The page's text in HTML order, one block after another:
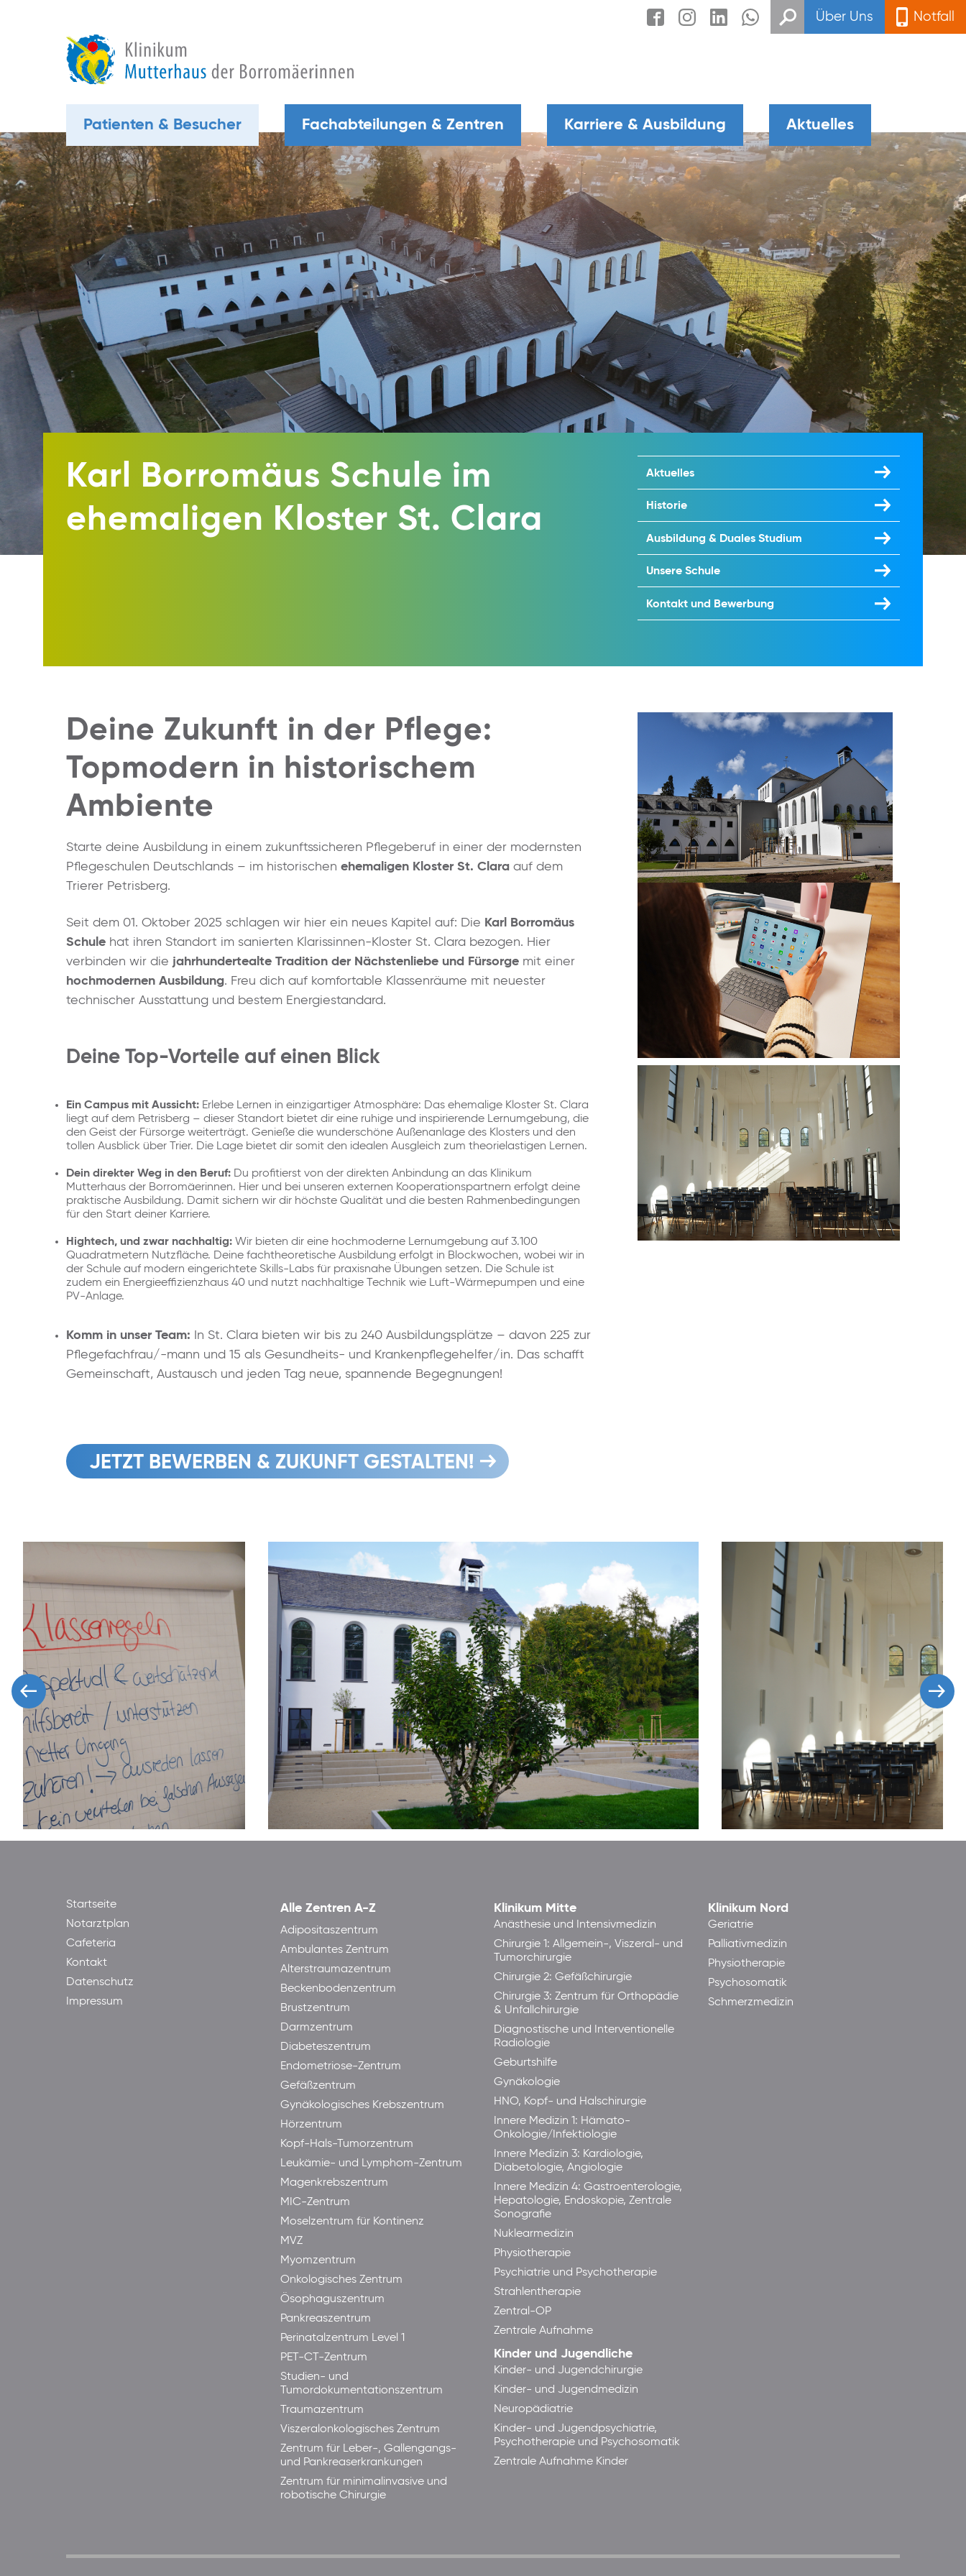
Über Uns Notfall
Patienten & Besucher Fachabteilungen & Zentren Karriere & Ausbildung Aktuelles
Karl Borromäus Schule im
ehemaligen Kloster St. Clara​​​​​​​
Aktuelles
Historie
Ausbildung & Duales Studium
Unsere Schule
Kontakt und Bewerbung
Deine Zukunft in der Pflege:
Topmodern in historischem
Ambiente
Starte deine Ausbildung in einem zukunftssicheren Pflegeberuf in einer der modernsten
Pflegeschulen Deutschlands – im historischen ehemaligen Kloster St. Clara auf dem
Trierer Petrisberg.
Seit dem 01. Oktober 2025 schlagen wir hier ein neues Kapitel auf: Die Karl Borromäus
Schule hat ihren Standort im sanierten Klarissinnen-Kloster St. Clara bezogen. Hier
verbinden wir die jahrhundertealte Tradition der Nächstenliebe und Fürsorge mit einer
hochmodernen Ausbildung. Freu dich auf komfortable Klassenräume mit neuester
technischer Ausstattung und bestem Energiestandard.
Deine Top-Vorteile auf einen Blick
Ein Campus mit Aussicht: Erlebe Lernen in einzigartiger Atmosphäre: Das ehemalige Kloster St. Clara
liegt auf dem Petrisberg – dieser Standort bietet dir eine ruhige und inspirierende Lernumgebung, die
den Geist der Fürsorge weiterträgt. Genieße die wunderschöne Außenanlage des Klosters und den
tollen Ausblick über Trier. Die Lage bietet dir somit den idealen Ausgleich zum theorielastigen Lernen.
Dein direkter Weg in den Beruf: Du profitierst von der direkten Anbindung an das Klinikum
Mutterhaus der Borromäerinnen. Hier und bei unseren externen Kooperationspartnern erfolgt deine
praktische Ausbildung. Damit sichern wir dir höchste Qualität und die besten Rahmenbedingungen
für den Start deiner Karriere.
Hightech, und zwar nachhaltig: Wir bieten dir eine hochmoderne Lernumgebung auf 3.100
Quadratmetern Nutzfläche. Deine fachtheoretische Ausbildung erfolgt in Blockwochen, wobei wir in
der Schule auf modern eingerichtete Skills-Labs für praxisnahe Übungen setzen. Die Schule ist
zudem ein Energieeffizienzhaus 40 und nutzt nachhaltige Technik wie Luft-Wärmepumpen und eine
PV-Anlage.
Komm in unser Team:
In St. Clara bieten wir bis zu 240 Ausbildungsplätze – davon 225 zur
Pflegefachfrau/-mann und 15 als Gesundheits- und Krankenpflegehelfer/in. Das schafft
Gemeinschaft, Austausch und jeden Tag neue, spannende Begegnungen!
JETZT BEWERBEN & ZUKUNFT GESTALTEN!
Startseite
Notarztplan
Cafeteria
Kontakt
Datenschutz
Impressum
Alle Zentren A-Z
Adipositaszentrum
Ambulantes Zentrum
Alterstraumazentrum
Beckenbodenzentrum
Brustzentrum
Darmzentrum
Diabeteszentrum
Endometriose-Zentrum
Gefäßzentrum
Gynäkologisches Krebszentrum
Hörzentrum
Kopf-Hals-Tumorzentrum
Leukämie- und Lymphom-Zentrum
Magenkrebszentrum
MIC-Zentrum
Moselzentrum für Kontinenz
MVZ
Myomzentrum
Onkologisches Zentrum
Ösophaguszentrum
Pankreaszentrum
Perinatalzentrum Level 1
PET-CT-Zentrum
Studien- und
Tumordokumentationszentrum
Traumazentrum
Viszeralonkologisches Zentrum
Zentrum für Leber-, Gallengangs-
und Pankreaserkrankungen
Zentrum für minimalinvasive und
robotische Chirurgie
Klinikum Mitte
Anästhesie und Intensivmedizin
Chirurgie 1: Allgemein-, Viszeral- und
Tumorchirurgie
Chirurgie 2: Gefäßchirurgie
Chirurgie 3: Zentrum für Orthopädie
& Unfallchirurgie
Diagnostische und Interventionelle
Radiologie
Geburtshilfe
Gynäkologie
HNO, Kopf- und Halschirurgie
Innere Medizin 1: Hämato-
Onkologie/Infektiologie
Innere Medizin 3: Kardiologie,
Diabetologie, Angiologie
Innere Medizin 4: Gastroenterologie,
Hepatologie, Endoskopie, Zentrale
Sonografie
Nuklearmedizin
Physiotherapie
Psychiatrie und Psychotherapie
Strahlentherapie
Zentral-OP
Zentrale Aufnahme
Kinder und Jugendliche
Kinder- und Jugendchirurgie
Kinder- und Jugendmedizin
Neuropädiatrie
Kinder- und Jugendpsychiatrie,
Psychotherapie und Psychosomatik
Zentrale Aufnahme Kinder
Klinikum Nord
Geriatrie
Palliativmedizin
Physiotherapie
Psychosomatik
Schmerzmedizin